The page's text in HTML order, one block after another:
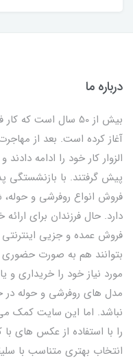
درباره ما
بیش از 50 سال است
آغاز کرده است. بعد از
الزوار کار خود را ادامه
پیش گرفتند. با بازنشستگی
فروش عمده و جزیی اینترنتی
بتوانند هم به صورت
مورد نیاز خود را خریداری
مدل های روفرشی و حوله
نباشد. اما این سایت کمک
را با استفاده از عکس های
انتخاب بهتری متناسب با